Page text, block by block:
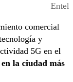
Entel
comercial
y
5G en el
la ciudad más